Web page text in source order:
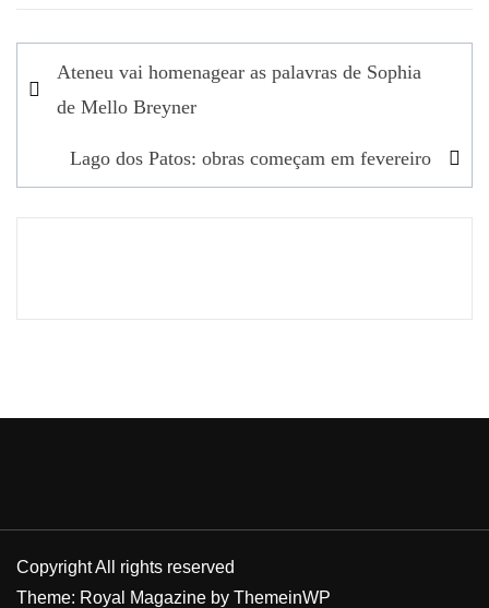
Navegação
de
Ateneu vai homenagear as palavras de Sophia
de Mello Breyner
Lago dos Patos: obras começam em fevereiro
Copyright All rights reserved
Theme: Royal Magazine by ThemeinWP